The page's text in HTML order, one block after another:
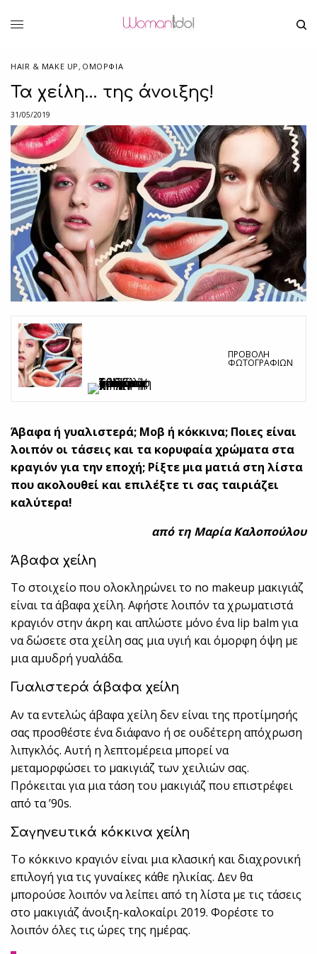
HAIR & MAKE UP , ΟΜΟΡΦΙΑ
Τα χείλη… της άνοιξης!
31/05/2019
ΠΡΟΒΟΛΉ
ΦΩΤΟΓΡΑΦΙΏΝ
Άβαφα ή γυαλιστερά; Μοβ ή κόκκινα; Ποιες είναι
λοιπόν οι τάσεις και τα κορυφαία χρώματα στα
κραγιόν για την εποχή; Ρίξτε μια ματιά στη λίστα
που ακολουθεί και επιλέξτε τι σας ταιριάζει
καλύτερα!
από τη Μαρία Καλοπούλου
Άβαφα χείλη
Το στοιχείο που ολοκληρώνει το no makeup μακιγιάζ
είναι τα άβαφα χείλη. Αφήστε λοιπόν τα χρωματιστά
κραγιόν στην άκρη και απλώστε μόνο ένα lip balm για
να δώσετε στα χείλη σας μια υγιή και όμορφη όψη με
μια αμυδρή γυαλάδα.
Γυαλιστερά άβαφα χείλη
Αν τα εντελώς άβαφα χείλη δεν είναι της προτίμησής
σας προσθέστε ένα διάφανο ή σε ουδέτερη απόχρωση
λιπγκλός. Αυτή η λεπτομέρεια μπορεί να
μεταμορφώσει το μακιγιάζ των χειλιών σας.
Πρόκειται για μια τάση του μακιγιάζ που επιστρέφει
από τα ’90s.
Σαγηνευτικά κόκκινα χείλη
Το κόκκινο κραγιόν είναι μια κλασική και διαχρονική
επιλογή για τις γυναίκες κάθε ηλικίας. Δεν θα
μπορούσε λοιπόν να λείπει από τη λίστα με τις τάσεις
στο μακιγιάζ άνοιξη-καλοκαίρι 2019. Φορέστε το
λοιπόν όλες τις ώρες της ημέρας.